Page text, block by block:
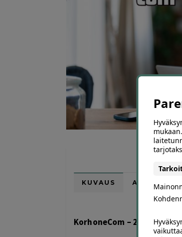
KUVAUS ARVIOT (0)
KorhoneCom – 20 %